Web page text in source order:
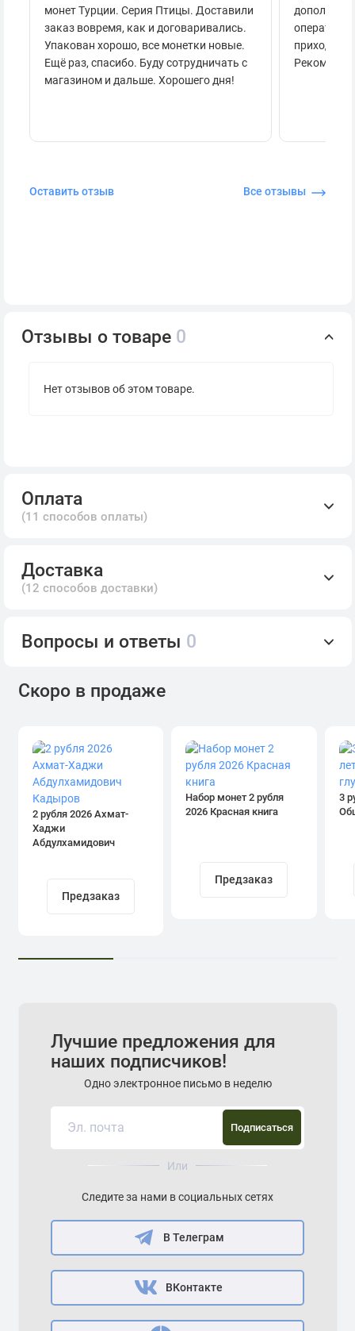
монет Турции. Серия Птицы. Доставили
заказ вовремя, как и договаривались.
Упакован хорошо, все монетки новые.
Ещё раз, спасибо. Буду сотрудничать с
магазином и дальше. Хорошего дня!
приходило
Оставить отзыв Все отзывы
Отзывы о товаре 0
Нет отзывов об этом товаре.
Оплата
(11 способов оплаты)
Доставка
(12 способов доставки)
Вопросы и ответы 0
Скоро в продаже
2 рубля 2026 Ахмат-
Хаджи
Абдулхамидович
Предзаказ
Набор монет 2 рубля
2026 Красная книга
Предзаказ
3
Лучшие предложения для
наших подписчиков!
Одно электронное письмо в неделю
Подписаться
Или
Следите за нами в социальных сетях
В Телеграм
ВКонтакте